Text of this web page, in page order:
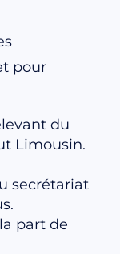
pour
du
Limousin.
secrétariat
part de